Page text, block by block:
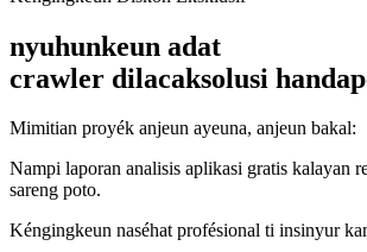
nyuhunkeun adat
crawler dilacaksolusi
Mimitian proyék anjeun ayeuna, anjeun bakal:
Nampi laporan analisis aplikasi gratis kalayan
sareng poto.
Kéngingkeun naséhat profésional ti insinyur